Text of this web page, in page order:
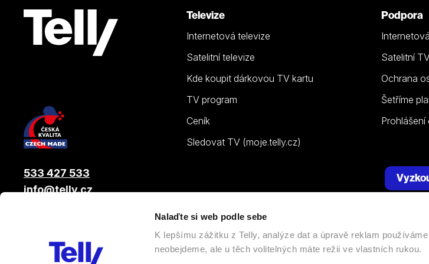
Nalaďte si web podle sebe
K lepšímu zážitku z Telly, analýze dat a úpravě reklam
neobejdeme, ale u těch volitelných máte režii ve vlastních rukou.
Televize
Internetová televize
Satelitní televize
Kde koupit dárkovou TV kartu
TV program
Ceník
Sledovat TV (moje.telly.cz)
Podpora
Satelitní
Ochrana
Šetříme
533 427 533
info@telly.cz
, člen skupiny LAMA ENERGY GROUP | Všechna práva vyhrazena. |